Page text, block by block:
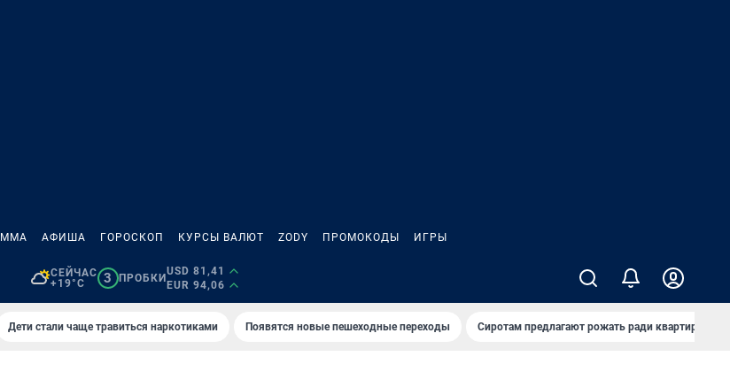
АФИША ГОРОСКОП КУРСЫ ВАЛЮТ ZODY ПРОМОКОДЫ ИГРЫ
СЕЙЧАС
+19°C
3 ПРОБКИ
USD 81,41
EUR 94,06
Дети стали чаще травиться наркотиками Появятся новые пешеходные переходы Сиротам предлагают рожать ради квартиры